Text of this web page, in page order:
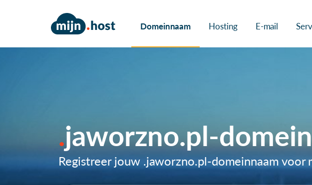
Domeinnaam Hosting E-mail
jaworzno.pl-
Registreer jouw .jaworzno.pl-domeinnaam voor